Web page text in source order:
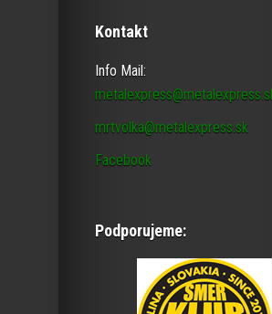
Kontakt
Info Mail:
mrtvolka@metalexpress.sk
Facebook
Podporujeme: